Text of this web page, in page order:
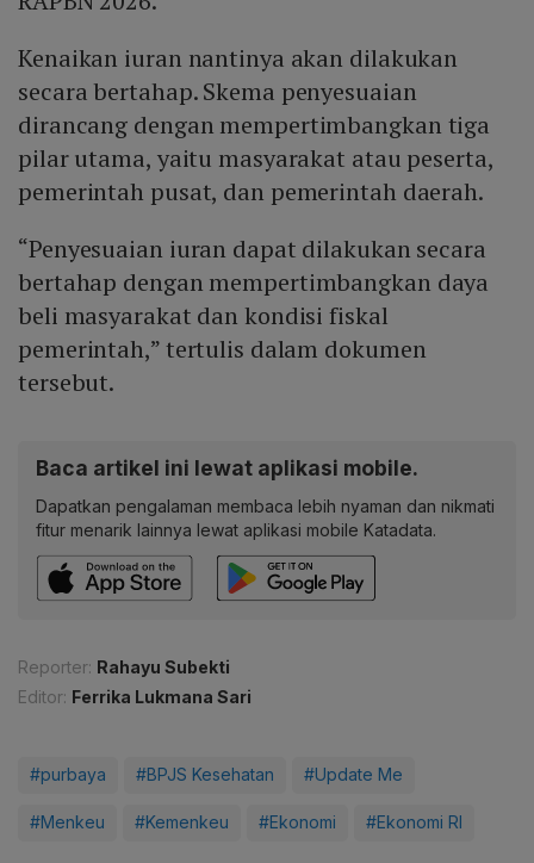
Kenaikan iuran nantinya akan dilakukan
secara bertahap. Skema penyesuaian
dirancang dengan mempertimbangkan tiga
pilar utama, yaitu masyarakat atau peserta,
pemerintah pusat, dan pemerintah daerah.
“Penyesuaian iuran dapat dilakukan secara
bertahap dengan mempertimbangkan daya
beli masyarakat dan kondisi fiskal
pemerintah,” tertulis dalam dokumen
tersebut.
Baca artikel ini lewat aplikasi mobile.
Dapatkan pengalaman membaca lebih nyaman dan nikmati
fitur menarik lainnya lewat aplikasi mobile Katadata.
Reporter: Rahayu Subekti
Editor: Ferrika Lukmana Sari
#purbaya #BPJS Kesehatan #Update Me
#Menkeu #Kemenkeu #Ekonomi #Ekonomi RI